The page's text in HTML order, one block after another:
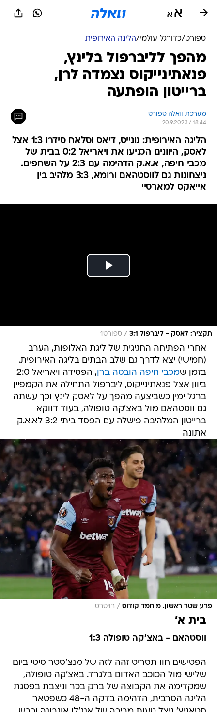
ספורט/כדורגל עולמי/הליגה האירופית
מהפך לליברפול בלינץ,
פנאתינייקוס נצמדה לרן,
ברייטון הופתעה
מערכת וואלה ספורט
20.9.2023 / 18:44
הליגה האירופית: נונייס, דיאס וסלאח סידרו 1:3 אצל
לאסק, היוונים הכניעו את ויאריאל 0:2 בבית של
מכבי חיפה, א.א.ק הדהימה עם 2:3 על השחפים.
ניצחונות גם לווסטהאם ורומא, 3:3 מלהיב בין
אייאקס למארסיי
תקציר: לאסק - ליברפול 3:1 / ספורט1
אחרי הפתיחה החגיגית של ליגת האלופות, הערב
(חמישי) יצא לדרך גם שלב הבתים בליגה האירופית.
בזמן שמכבי חיפה הובסה ברן
, הפסידה ויאריאל 2:0
ביוון אצל פנאתינייקוס, ליברפול התחילה את הקמפיין
ברגל ימין כשביצעה מהפך על לאסק לינץ וכך עשתה
גם ווסטהאם מול באצ'קה טופולה, בעוד דווקא
ברייטון המלהיבה פישלה עם הפסד ביתי 3:2 לא.א.ק
אתונה
פרע שטר ראשון. מוחמד קודוס / רויטרס
בית א'
ווסטהאם - באצ'קה טופולה 1:3
הפטישים חוו תסריט זהה לזה של מנצ'סטר סיטי ביום
שלישי מול הכוכב האדום בלגרד. באצ'קה טופולה,
שמקדימה את הקבוצה של ברק בכר וניצבת בפסגת
הליגה הסרבית, הדהימה בדקה ה-48 כשפטאר